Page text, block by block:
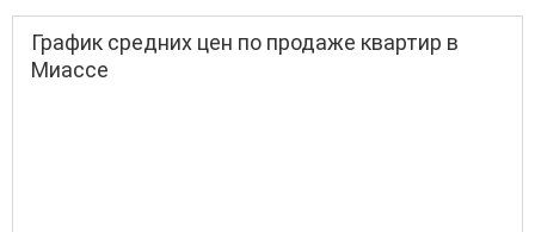
График средних цен по продаже квартир в
Миассе